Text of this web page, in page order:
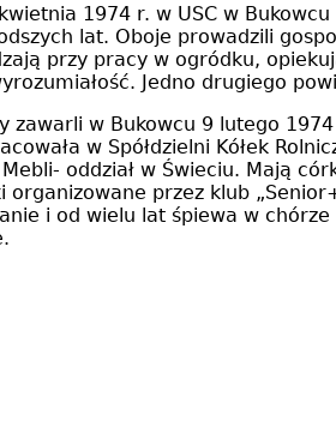
1974 r. w USC w
lat. Oboje prowadzili
przy pracy w ogródku,
Jedno drugiego
w Bukowcu 9 lutego
w Spółdzielni Kółek
oddział w Świeciu. Mają
przez klub
i od wielu lat śpiewa w